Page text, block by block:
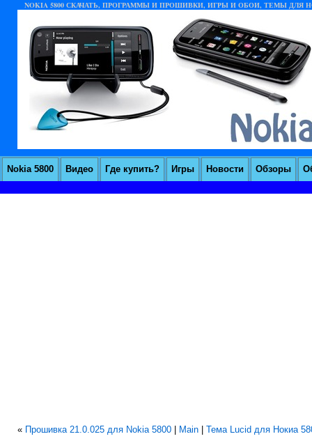
NOKIA 5800 СКАЧАТЬ, ПРОГРАММЫ И ПРОШИВКИ, ИГРЫ И ОБОИ, ТЕМЫ ДЛЯ
Nokia 5800 Видео Где купить? Игры Новости Обзоры
« Прошивка 21.0.025 для Nokia 5800 Main Тема Lucid для Нокиа